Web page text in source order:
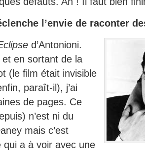
l’envie de raconter
d’Antonioni.
et en sortant de la
(le film était invisible
paraît-il), j’ai
de pages. Ce
n’est ni du
mais c’est
qui a à voir avec une